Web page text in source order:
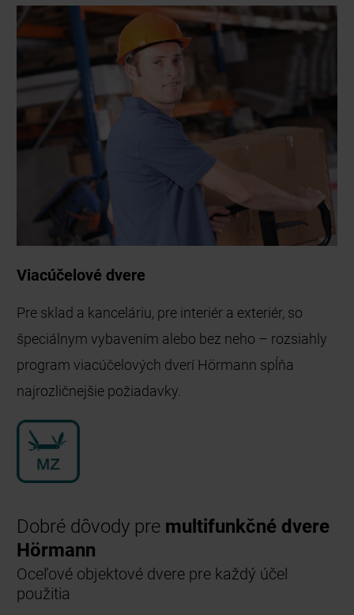
Viacúčelové dvere
Pre sklad a kanceláriu, pre interiér a exteriér, so
špeciálnym vybavením alebo bez neho – rozsiahly
program viacúčelových dverí Hörmann spĺňa
najrozličnejšie požiadavky.
Dobré dôvody pre multifunkčné dvere
Hörmann
Oceľové objektové dvere pre každý účel
použitia